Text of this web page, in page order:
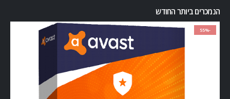
הנמכרים ביותר החודש
-55%